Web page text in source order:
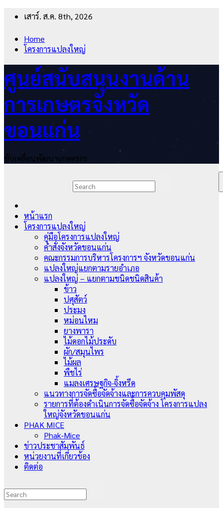
เสาร์. ส.ค. 8th, 2026
Home
โครงการแปลงใหญ่
ศูนย์สนับสนุนงานด้าน
การเกษตรจังหวัด
ขอนแก่น
ขับเคลื่อนพัฒนาเกษตรกร
หน้าแรก
โครงการแปลงใหญ่
คู่มือโครงการแปลงใหญ่
คำสั่งจังหวัดขอนแก่น
คณะกรรมการบริหารโครงการฯ จังหวัดขอนแก่น
แปลงใหญ่แยกตามรายอำเภอ
แปลงใหญ่ – แยกตามชนิดชนิดสินค้า
ข้าว
ปศุสัตว์
ประมง
หม่อนไหม
ยางพารา
ไม้ดอกไม้ประดับ
ผัก/สมุนไพร
ไม้ผล
พืชไร่
แมลงเศรษฐกิจ-จิ้งหรีด
แนวทางการจัดซื้อจัดจ้างและการควบคุมพัสดุ
รายการที่ต้องดำเนินการจัดซื้อจัดจ้าง โครงการแปลง
ใหญ่จังหวัดขอนแก่น
PHAK MICE
Phak-Mice
ข่าวประชาสัมพันธ์
หน่วยงานที่เกี่ยวข้อง
ติดต่อ